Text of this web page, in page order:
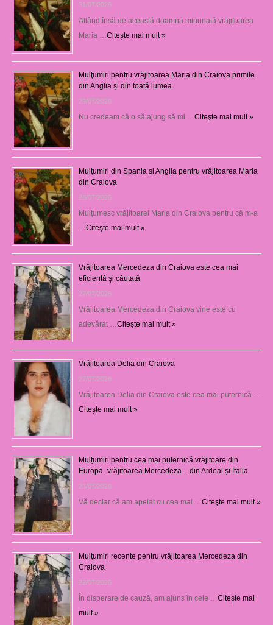
31/07/2026
Aflând însă de această doamnă minunată vrăjitoarea
Maria … Citeşte mai mult »
Mulţumiri pentru vrăjitoarea Maria din Craiova primite
din Anglia și din toată lumea
29/07/2026
Nu credeam că o să ajung să mi … Citeşte mai mult »
Mulţumiri din Spania şi Anglia pentru vrăjitoarea Maria
din Craiova
28/07/2026
Mulţumesc vrăjitoarei Maria din Craiova pentru că m-a
Citeşte mai mult »
Vrăjitoarea Mercedeza din Craiova este cea mai
eficientă şi căutată
27/07/2026
Vrăjitoarea Mercedeza din Craiova vine este cu
adevărat … Citeşte mai mult »
Vrăjitoarea Delia din Craiova
27/07/2026
Vrăjitoarea Delia din Craiova este cea mai puternică …
Citeşte mai mult »
Mulțumiri pentru cea mai puternică vrăjitoare din
Europa -vrăjitoarea Mercedeza – din Ardeal și Italia
23/07/2026
Vă declar că am apelat cu cea mai … Citeşte mai mult »
Mulţumiri recente pentru vrăjitoarea Mercedeza din
Craiova
22/07/2026
În disperare de cauză, am ajuns în cele … Citeşte mai
mult »